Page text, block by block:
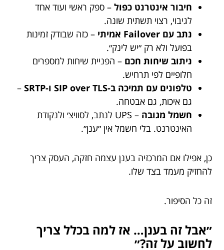
חיבור אינטרנט כפול – ספק ראשי ועוד אחד
לגיבוי, רצוי תשתית שונה.
נתב עם Failover אמיתי
– כזה שבודק זמינות
בפועל ולא רק ״יש לינק״.
ניתוב שיחות חכם – הפניית שיחות למספרים
חלופיים לפי תרחיש.
טלפונים עם תמיכה ב-SIP over TLS ו-SRTP
–
גם איכות, גם אבטחה.
חשמל מגובה
– UPS לנתב, לסוויצ׳ ולנקודת
האינטרנט. בלי חשמל אין ״ענן״.
כן, אפילו אם המרכזיה בענן עצמה חזקה, העסק צריך
להחזיק מעמד בצד שלו.
זה כל הסיפור.
״אבל זה בענן… אז למה בכלל צריך
לחשוב על זה?״